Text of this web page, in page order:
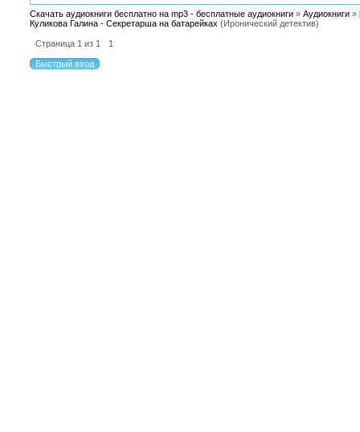
Скачать аудиокниги бесплатно на mp3 - бесплатные аудиокниги » Аудиокниги »
Куликова Галина - Секретарша на батарейках (Иронический детектив)
Страница 1 из 1 1